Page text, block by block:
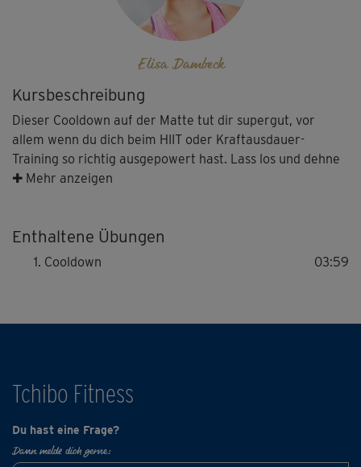
Kursbeschreibung
Dieser Cooldown auf der Matte tut dir supergut, vor
allem wenn du dich beim HIIT oder Kraftausdauer-
Training so richtig ausgepowert hast. Lass los und dehne
dich entspannt durch!
✚ Mehr anzeigen
Enthaltene Übungen
Cooldown 03:59
Elisa Dambeck
Tchibo Fitness
Du hast eine Frage?
Dann melde dich gerne: